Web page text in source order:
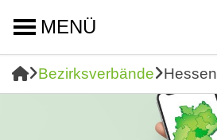
MENÜ
Bezirksverbände Hessen